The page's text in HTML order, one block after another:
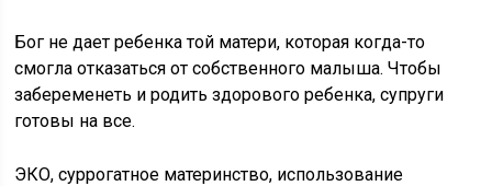
Бог не дает ребенка той матери, которая когда-то
смогла отказаться от собственного малыша. Чтобы
забеременеть и родить здорового ребенка, супруги
готовы на все.
ЭКО, суррогатное материнство, использование